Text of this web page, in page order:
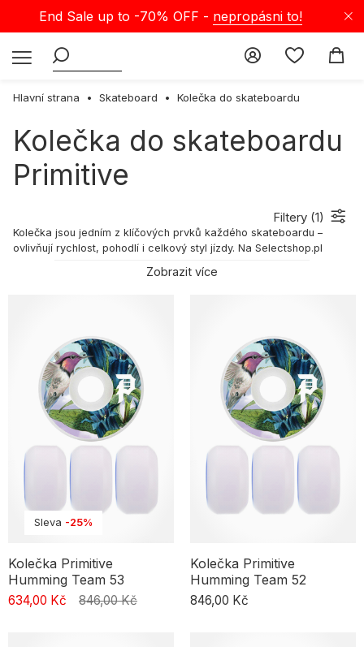
End Sale up to -70% OFF - nepropásni to!
Hlavní strana Skateboard Kolečka do skateboardu
Kolečka do skateboardu
Primitive
Filtery (1)
Kolečka jsou jedním z klíčových prvků každého skateboardu –
ovlivňují rychlost, pohodlí i celkový styl jízdy. Na Selectshop.pl
očekávání začátečníků i zkušených skejťáků. Prozkoumej naši
Kamuflage,Bones Wheels Spitfire Wheels Enjoi,Ripndip
Darkstar,Blind,Elementa
. Nabízíme široký výběr barev,
velikostí i tvrdostí.
Zobrazit více
Sleva -25%
Kolečka Primitive
Humming Team 53
634,00 Kč 846,00 Kč
Kolečka Primitive
Humming Team 52
846,00 Kč